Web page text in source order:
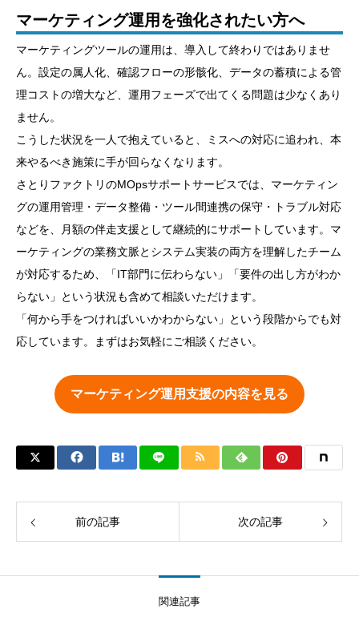
マーケティング運用を強化されたい方へ
マーケティングツールの運用は、導入して終わりではありませ
ん。設定の属人化、確認フローの形骸化、データの蓄積による管
理コストの増大など、運用フェーズで出てくる問題は少なくあり
ません。
こうした状況を一人で抱えていると、ミスへの対応に追われ、本
来やるべき施策に手が回らなくなります。
さとりファクトリのMOpsサポートサービスでは、マーケティン
グの運用管理・データ整備・ツール間連携の保守・トラブル対応
などを、月額の伴走支援として継続的にサポートしています。マ
ーケティングの業務文脈とシステム実装の両方を理解したチーム
が対応するため、「IT部門に伝わらない」「要件の出し方がわか
らない」という状況も含めて相談いただけます。
「何から手をつければいいかわからない」という段階からでも対
応しています。まずはお気軽にご相談ください。
マーケティング運用支援の内容を見る
前の記事 次の記事
関連記事